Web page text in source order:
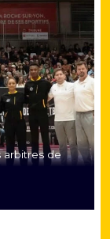
arbitres de